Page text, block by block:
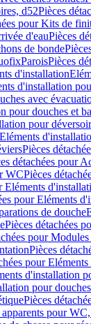
d52Pièces
pour Kits de
d'eauPièces
de bonde
ParoisPièces
d'installation
d'installation
avec
pour douches et
pour
Pièces
détachées pour
WCPièces
Eléments
pour Eléments
de douche
Pièces détachées
pour
Pièces
pour
d'installation
pour douches
Pièces
pour